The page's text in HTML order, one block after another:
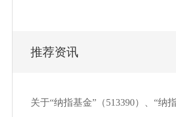
推荐资讯